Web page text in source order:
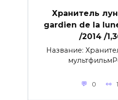
Хранитель
gardien de la
/2014 /
Название:
0